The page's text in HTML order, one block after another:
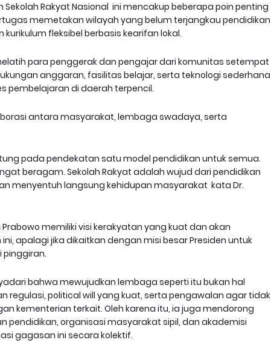
Rakyat Nasional ini mencakup beberapa poin penting
memetakan wilayah yang belum terjangkau pendidikan
kurikulum fleksibel berbasis kearifan lokal.
para penggerak dan pengajar dari komunitas setempat
anggaran, fasilitas belajar, serta teknologi sederhana
pembelajaran di daerah terpencil.
antara masyarakat, lembaga swadaya, serta
pada pendekatan satu model pendidikan untuk semua.
beragam. Sekolah Rakyat adalah wujud dari pendidikan
menyentuh langsung kehidupan masyarakat kata Dr.
memiliki visi kerakyatan yang kuat dan akan
apalagi jika dikaitkan dengan misi besar Presiden untuk
pinggiran.
bahwa mewujudkan lembaga seperti itu bukan hal
regulasi, political will yang kuat, serta pengawalan agar tidak
kementerian terkait. Oleh karena itu, ia juga mendorong
pendidikan, organisasi masyarakat sipil, dan akademisi
gagasan ini secara kolektif.